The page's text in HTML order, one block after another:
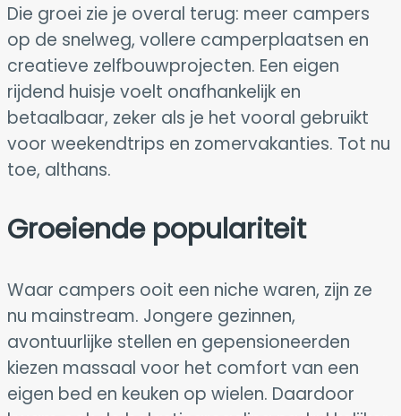
Die groei zie je overal terug: meer campers
op de snelweg, vollere camperplaatsen en
creatieve zelfbouwprojecten. Een eigen
rijdend huisje voelt onafhankelijk en
betaalbaar, zeker als je het vooral gebruikt
voor weekendtrips en zomervakanties. Tot nu
toe, althans.
Groeiende populariteit
Waar campers ooit een niche waren, zijn ze
nu mainstream. Jongere gezinnen,
avontuurlijke stellen en gepensioneerden
kiezen massaal voor het comfort van een
eigen bed en keuken op wielen. Daardoor